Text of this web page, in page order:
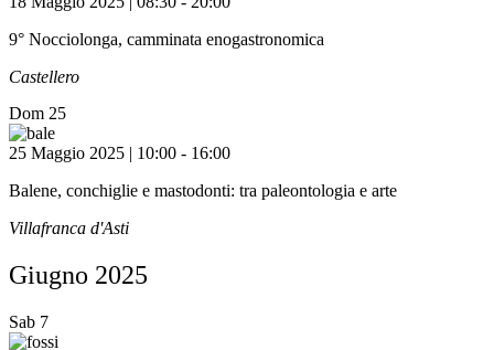
9° Nocciolonga, camminata enogastronomica
Castellero
Dom 25
25 Maggio 2025 | 10:00 - 16:00
Balene, conchiglie e mastodonti: tra paleontologia e arte
Villafranca d'Asti
Giugno 2025
Sab 7